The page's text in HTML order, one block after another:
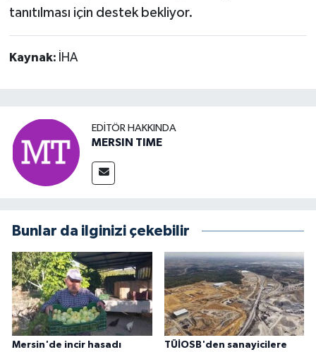
tanıtılması için destek bekliyor.
Kaynak: İHA
EDITÖR HAKKINDA
MERSIN TIME
Bunlar da ilginizi çekebilir
Mersin'de incir hasadı
TÜİOSB'den sanayicilere